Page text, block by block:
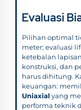
Evaluasi
Pilihan optimal
meter; evaluasi
ketebalan
konstruksi, dan
harus dihitung.
keuangan:
Uniaxial yang
performa teknik